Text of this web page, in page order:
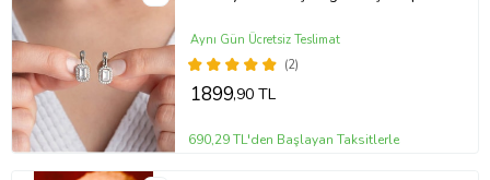
(2)
Aynı Gün Ücretsiz Teslimat
1899,90 TL
690,29 TL'den Başlayan Taksitlerle